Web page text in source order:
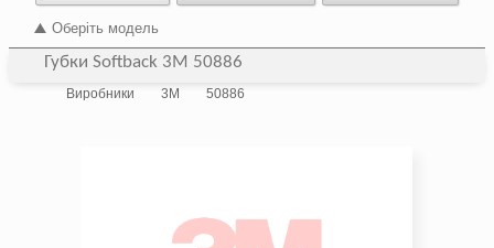
Оберіть модель
Губки Softback 3M 50886
Виробники 3M 50886